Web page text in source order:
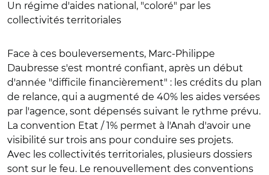
Un régime d'aides national, "coloré" par les
collectivités territoriales
Face à ces bouleversements, Marc-Philippe
Daubresse s'est montré confiant, après un début
d'année "difficile financièrement" : les crédits du plan
de relance, qui a augmenté de 40% les aides versées
par l'agence, sont dépensés suivant le rythme prévu.
La convention Etat / 1% permet à l'Anah d'avoir une
visibilité sur trois ans pour conduire ses projets.
Avec les collectivités territoriales, plusieurs dossiers
sont sur le feu. Le renouvellement des conventions